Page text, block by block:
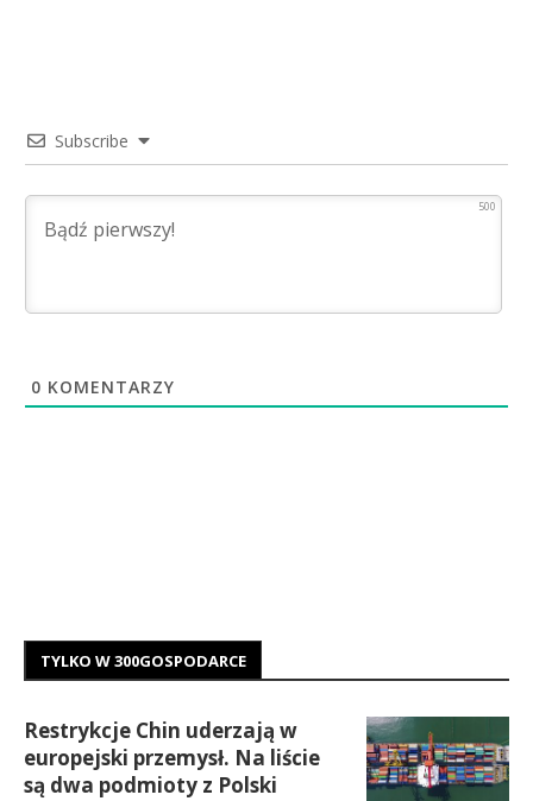
Subscribe
500
0 KOMENTARZY
TYLKO W 300GOSPODARCE
Restrykcje Chin uderzają w
europejski przemysł. Na liście
są dwa podmioty z Polski